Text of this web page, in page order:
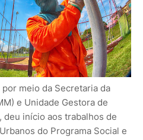
meio da Secretaria da
e Unidade Gestora de
deu início aos trabalhos de
do Programa Social e